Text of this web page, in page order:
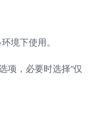
境下使用。
项，必要时选择“仅